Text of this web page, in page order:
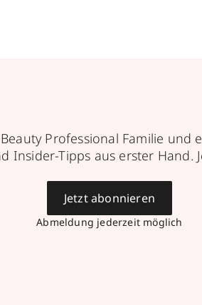
Professional Familie und
Insider-Tipps aus erster Hand.
Abmeldung jederzeit möglich
Jetzt abonnieren